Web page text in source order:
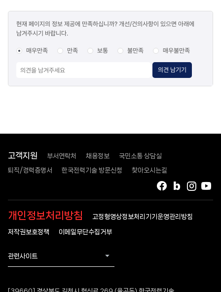
만족도
조사
현재 페이지의 정보 제공에 만족하십니까? 개선/건의사항이 있으면 아래에
남겨주시기 바랍니다.
매우만족 만족 보통 불만족 매우불만족
의견 남기기
고객지원 부서연락처 채용정보 국민소통 상담실
퇴직/경력증명서 한국전력기술 방문신청 찾아오시는길
인스
블로그
페이스북
개인정보처리방침 고정형영상정보처리기기운영관리방침
저작권보호정책 이메일무단수집거부
관련사이트